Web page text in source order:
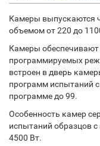
Камеры выпускаются
объемом от 220 до
Камеры
программируемых
встроен в дверь
программ испытаний
программе до 99.
Особенность камер
испытаний образцов
4500 Вт.